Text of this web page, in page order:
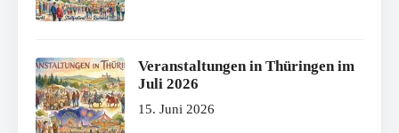
Veranstaltungen in Thüringen im
Juli 2026
15. Juni 2026